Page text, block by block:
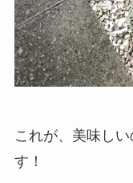
これが、美味し
す！